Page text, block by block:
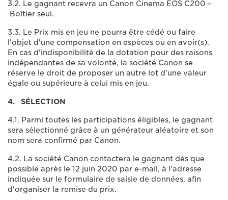
3.2. Le gagnant recevra un Canon Cinema EOS C200 –
Boîtier seul.
3.3. Le Prix mis en jeu ne pourra être cédé ou faire
l'objet d'une compensation en espèces ou en avoir(s).
En cas d'indisponibilité de la dotation pour des raisons
indépendantes de sa volonté, la société Canon se
réserve le droit de proposer un autre lot d'une valeur
égale ou supérieure à celui mis en jeu.
4. SÉLECTION
4.1. Parmi toutes les participations éligibles, le gagnant
sera sélectionné grâce à un générateur aléatoire et son
nom sera confirmé par Canon.
4.2. La société Canon contactera le gagnant dès que
possible après le 12 juin 2020 par e-mail, à l'adresse
indiquée sur le formulaire de saisie de données, afin
d'organiser la remise du prix.